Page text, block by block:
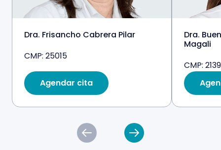
Dra. Frisancho Cabrera Pilar
CMP: 25015
Agendar cita
Dra.
Magali
CMP: